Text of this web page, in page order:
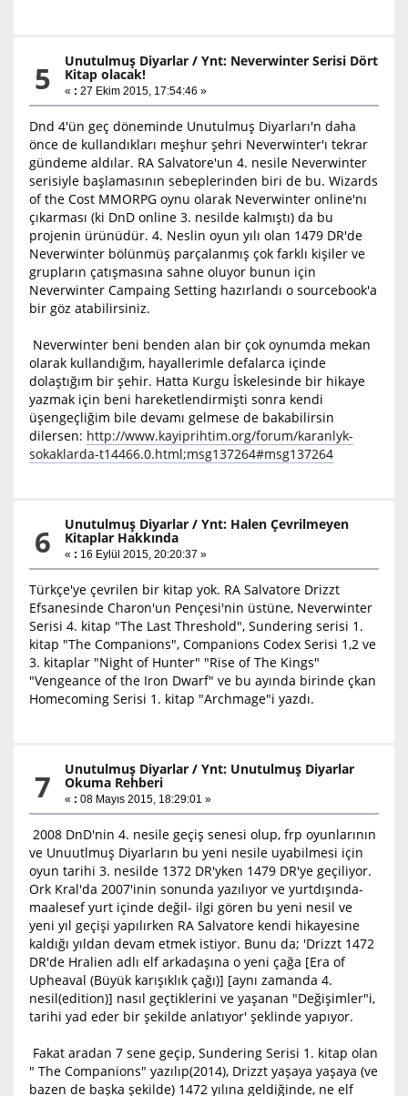
5 Unutulmuş Diyarlar /Ynt: Neverwinter Serisi Dört
Kitap olacak!
« : 27 Ekim 2015, 17:54:46 »
Dnd 4'ün geç döneminde Unutulmuş Diyarları'n daha
önce de kullandıkları meşhur şehri Neverwinter'ı tekrar
gündeme aldılar. RA Salvatore'un 4. nesile Neverwinter
serisiyle başlamasının sebeplerinden biri de bu. Wizards
of the Cost MMORPG oynu olarak Neverwinter online'nı
çıkarması (ki DnD online 3. nesilde kalmıştı) da bu
projenin ürünüdür. 4. Neslin oyun yılı olan 1479 DR'de
Neverwinter bölünmüş parçalanmış çok farklı kişiler ve
grupların çatışmasına sahne oluyor bunun için
Neverwinter Campaing Setting hazırlandı o sourcebook'a
bir göz atabilirsiniz.
Neverwinter beni benden alan bir çok oynumda mekan
olarak kullandığım, hayallerimle defalarca içinde
dolaştığım bir şehir. Hatta Kurgu İskelesinde bir hikaye
yazmak için beni hareketlendirmişti sonra kendi
üşengeçliğim bile devamı gelmese de bakabilirsin
dilersen: http://www.kayiprihtim.org/forum/karanlyk-
sokaklarda-t14466.0.html;msg137264#msg137264
6 Unutulmuş Diyarlar /Ynt: Halen Çevrilmeyen
Kitaplar Hakkında
« : 16 Eylül 2015, 20:20:37 »
Türkçe'ye çevrilen bir kitap yok. RA Salvatore Drizzt
Efsanesinde Charon'un Pençesi'nin üstüne, Neverwinter
Serisi 4. kitap "The Last Threshold", Sundering serisi 1.
kitap "The Companions", Companions Codex Serisi 1,2 ve
3. kitaplar "Night of Hunter" "Rise of The Kings"
"Vengeance of the Iron Dwarf" ve bu ayında birinde çkan
Homecoming Serisi 1. kitap "Archmage"i yazdı.
7 Unutulmuş Diyarlar /Ynt: Unutulmuş Diyarlar
Okuma Rehberi
« : 08 Mayıs 2015, 18:29:01 »
2008 DnD'nin 4. nesile geçiş senesi olup, frp oyunlarının
ve Unuutlmuş Diyarların bu yeni nesile uyabilmesi için
oyun tarihi 3. nesilde 1372 DR'yken 1479 DR'ye geçiliyor.
Ork Kral'da 2007'inin sonunda yazılıyor ve yurtdışında-
maalesef yurt içinde değil- ilgi gören bu yeni nesil ve
yeni yıl geçişi yapılırken RA Salvatore kendi hikayesine
kaldığı yıldan devam etmek istiyor. Bunu da; 'Drizzt 1472
DR'de Hralien adlı elf arkadaşına o yeni çağa [Era of
Upheaval (Büyük karışıklık çağı)] [aynı zamanda 4.
nesil(edition)] nasıl geçtiklerini ve yaşanan "Değişimler"i,
tarihi yad eder bir şekilde anlatıyor' şeklinde yapıyor.
Fakat aradan 7 sene geçip, Sundering Serisi 1. kitap olan
" The Companions" yazılıp(2014), Drizzt yaşaya yaşaya (ve
bazen de başka şekilde) 1472 yılına geldiğinde, ne elf